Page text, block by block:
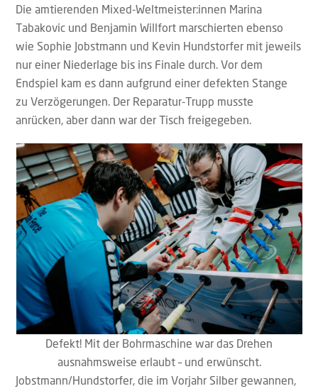
Die amtierenden Mixed-Weltmeister:innen Marina
Tabakovic und Benjamin Willfort marschierten ebenso
wie Sophie Jobstmann und Kevin Hundstorfer mit jeweils
nur einer Niederlage bis ins Finale durch. Vor dem
Endspiel kam es dann aufgrund einer defekten Stange
zu Verzögerungen. Der Reparatur-Trupp musste
anrücken, aber dann war der Tisch freigegeben.
Defekt! Mit der Bohrmaschine war das Drehen
ausnahmsweise erlaubt – und erwünscht.
Jobstmann/Hundstorfer, die im Vorjahr Silber gewannen,